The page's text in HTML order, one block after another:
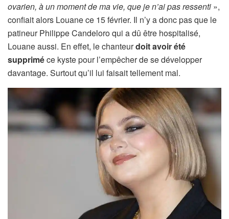
ovarien, à un moment de ma vie, que je n’ai pas ressenti »,
confiait alors Louane ce 15 février. Il n’y a donc pas que le
patineur Philippe Candeloro qui a dû être hospitalisé,
Louane aussi. En effet, le chanteurdoit avoir été
suppriméce kyste pour l’empêcher de se développer
davantage. Surtout qu’il lui faisait tellement mal.